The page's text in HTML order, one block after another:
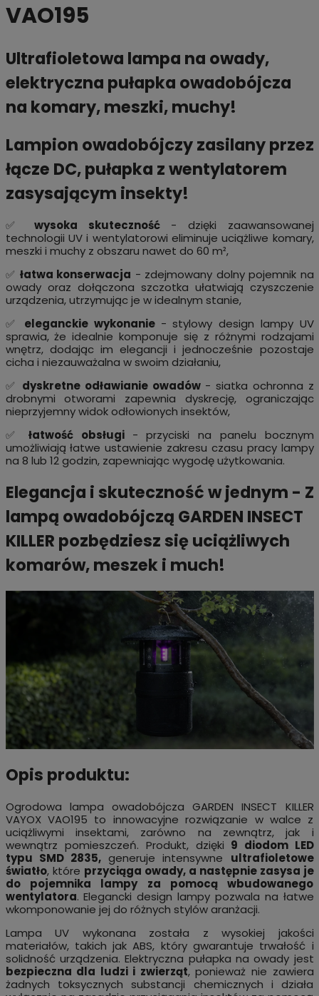
VAO195
Ultrafioletowa lampa na owady,
elektryczna pułapka owadobójcza
na komary, meszki, muchy!
Lampion owadobójczy zasilany przez
łącze DC, pułapka z wentylatorem
zasysającym insekty!
✅wysoka skuteczność - dzięki zaawansowanej
technologii UV i wentylatorowi eliminuje uciążliwe komary,
meszki i muchy z obszaru nawet do 60 m²,
✅ łatwa konserwacja - zdejmowany dolny pojemnik na
owady oraz dołączona szczotka ułatwiają czyszczenie
urządzenia, utrzymując je w idealnym stanie,
✅ eleganckie wykonanie - stylowy design lampy UV
sprawia, że idealnie komponuje się z różnymi rodzajami
wnętrz, dodając im elegancji i jednocześnie pozostaje
cicha i niezauważalna w swoim działaniu,
✅ dyskretne odławianie owadów - siatka ochronna z
drobnymi otworami zapewnia dyskrecję, ograniczając
nieprzyjemny widok odłowionych insektów,
✅ łatwość obsługi - przyciski na panelu bocznym
umożliwiają łatwe ustawienie zakresu czasu pracy lampy
na 8 lub 12 godzin, zapewniając wygodę użytkowania.
Elegancja i skuteczność w jednym - Z
lampą owadobójczą GARDEN INSECT
KILLER pozbędziesz się uciążliwych
komarów, meszek i much!
Opis produktu:
Ogrodowa lampa owadobójcza GARDEN INSECT KILLER
VAYOX VAO195 to innowacyjne rozwiązanie w walce z
uciążliwymi insektami, zarówno na zewnątrz, jak i
wewnątrz pomieszczeń. Produkt, dzięki 9 diodom LED
typu SMD 2835,generuje intensywne ultrafioletowe
światło, które przyciąga owady, a następnie zasysa je
do pojemnika lampy za pomocą wbudowanego
wentylatora. Elegancki design lampy pozwala na łatwe
wkomponowanie jej do różnych stylów aranżacji.
Lampa UV wykonana została z wysokiej jakości
materiałów, takich jak ABS, który gwarantuje trwałość i
solidność urządzenia. Elektryczna pułapka na owady jest
bezpieczna dla ludzi i zwierząt, ponieważ nie zawiera
żadnych toksycznych substancji chemicznych i działa